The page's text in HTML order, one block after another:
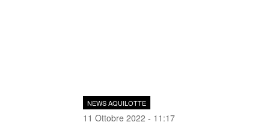
NEWS AQUILOTTE
11 Ottobre 2022 - 11:17